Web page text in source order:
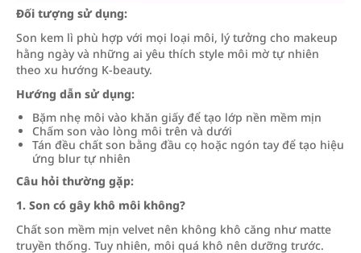
Đối tượng sử dụng:
Son kem lì phù hợp với mọi loại môi, lý tưởng cho makeup
hằng ngày và những ai yêu thích style môi mờ tự nhiên
theo xu hướng K-beauty.
Hướng dẫn sử dụng:
Bặm nhẹ môi vào khăn giấy để tạo lớp nền mềm mịn
Chấm son vào lòng môi trên và dưới
Tán đều chất son bằng đầu cọ hoặc ngón tay để tạo hiệu
ứng blur tự nhiên
Câu hỏi thường gặp:
1. Son có gây khô môi không?
Chất son mềm mịn velvet nên không khô căng như matte
truyền thống. Tuy nhiên, môi quá khô nên dưỡng trước.